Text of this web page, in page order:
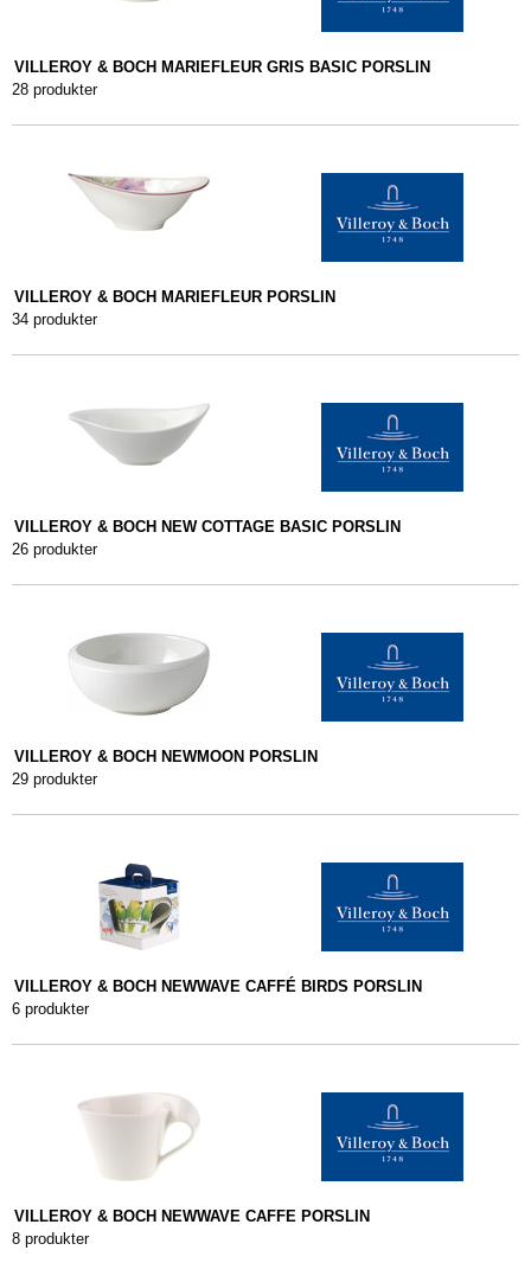
VILLEROY & BOCH MARIEFLEUR GRIS BASIC PORSLIN
28 produkter
VILLEROY & BOCH MARIEFLEUR PORSLIN
34 produkter
VILLEROY & BOCH NEW COTTAGE BASIC PORSLIN
26 produkter
VILLEROY & BOCH NEWMOON PORSLIN
29 produkter
VILLEROY & BOCH NEWWAVE CAFFÉ BIRDS PORSLIN
6 produkter
VILLEROY & BOCH NEWWAVE CAFFE PORSLIN
8 produkter